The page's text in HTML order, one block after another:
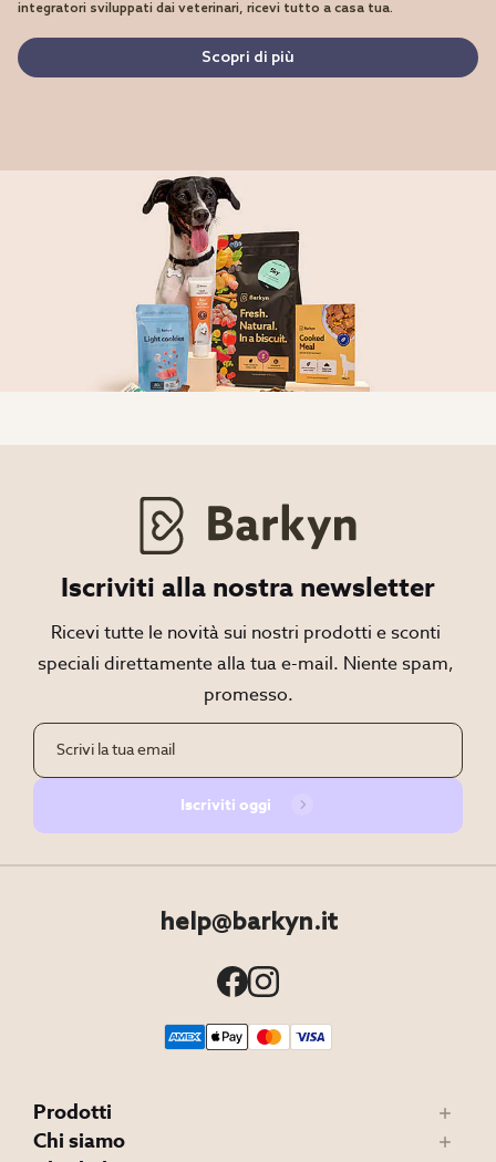
integratori sviluppati dai veterinari, ricevi tutto a casa tua.
Scopri di più
Iscriviti alla nostra newsletter
Ricevi tutte le novità sui nostri prodotti e sconti
speciali direttamente alla tua e-mail. Niente spam,
promesso.
Iscriviti oggi
help@barkyn.it
Prodotti
Chi siamo